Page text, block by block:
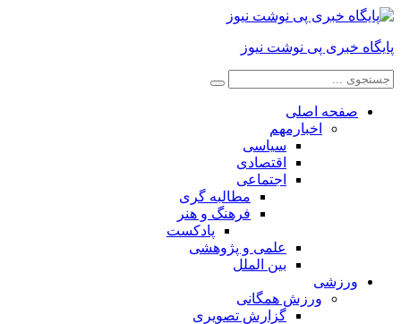
پایگاه خبری پی نوشت نیوز
صفحه اصلی
اخبارمهم
سیاسی
اقتصادی
اجتماعی
مطالبه گری
فرهنگ و هنر
پادکست
علمی و پژوهشی
بین الملل
ورزشی
ورزش همگانی
گزارش تصویری